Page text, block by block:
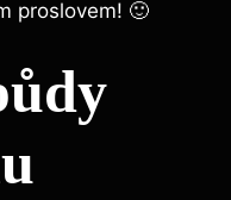
proslovem! 🙂